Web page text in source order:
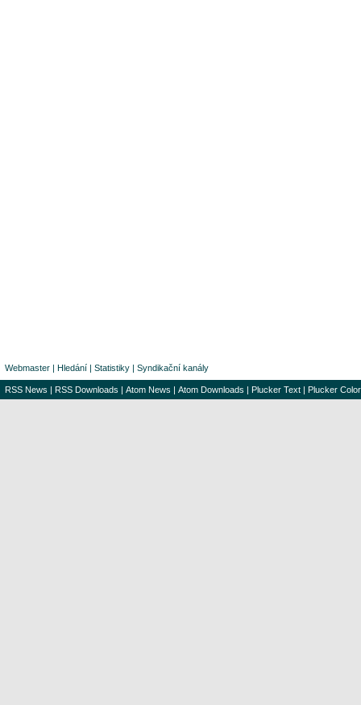
Webmaster | Hledání | Statistiky | Syndikační kanály
RSS News | RSS Downloads | Atom News | Atom Downloads | Plucker Text | Plucker Color